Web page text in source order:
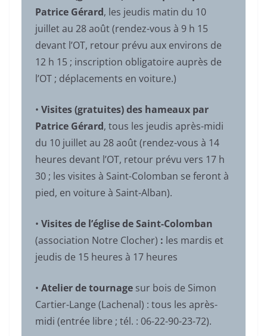
Patrice Gérard, les jeudis matin du 10
juillet au 28 août (rendez-vous à 9 h 15
devant l’OT, retour prévu aux environs de
12 h 15 ; inscription obligatoire auprès de
l’OT ; déplacements en voiture.)
• Visites (gratuites) des hameaux par
Patrice Gérard, tous les jeudis après-midi
du 10 juillet au 28 août (rendez-vous à 14
heures devant l’OT, retour prévu vers 17 h
30 ; les visites à Saint-Colomban se feront à
pied, en voiture à Saint-Alban).
• Visites de l’église de Saint-Colomban
(association Notre Clocher) : les mardis et
jeudis de 15 heures à 17 heures
• Atelier de tournagesur bois de Simon
Cartier-Lange (Lachenal) : tous les après-
midi (entrée libre ; tél. : 06-22-90-23-72).